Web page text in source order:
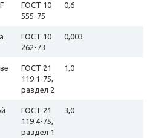
ГОСТ 10
555-75
0,6
ГОСТ 10
262-73
0,003
ГОСТ 21
119.1-75,
раздел 2
1,0
ГОСТ 21
119.4-75,
раздел 1
3,0